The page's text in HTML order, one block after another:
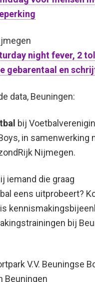
night fever, 2
gebarentaal en
data, Beuningen:
bij
in samenwerking
Nijmegen.
iemand die graag
eens uitprobeert?
bij
V.V. Beuningse
Beuningen